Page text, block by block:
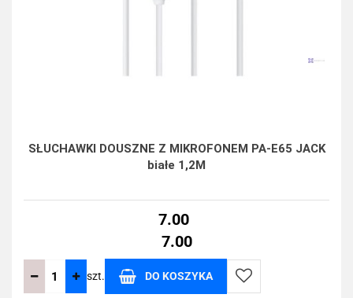
SŁUCHAWKI DOUSZNE Z MIKROFONEM PA-E65 JACK
białe 1,2M
7.00
7.00
szt. DO KOSZYKA